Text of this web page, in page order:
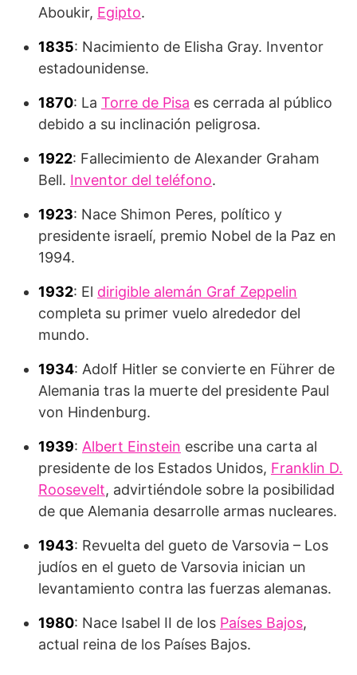
Aboukir, Egipto.
1835: Nacimiento de Elisha Gray. Inventor
estadounidense.
1870: La Torre de Pisa es cerrada al público
debido a su inclinación peligrosa.
1922: Fallecimiento de Alexander Graham
Bell. Inventor del teléfono.
1923: Nace Shimon Peres, político y
presidente israelí, premio Nobel de la Paz en
1994.
1932: El dirigible alemán Graf Zeppelin
completa su primer vuelo alrededor del
mundo.
1934: Adolf Hitler se convierte en Führer de
Alemania tras la muerte del presidente Paul
von Hindenburg.
1939: Albert Einstein escribe una carta al
presidente de los Estados Unidos, Franklin D.
Roosevelt, advirtiéndole sobre la posibilidad
de que Alemania desarrolle armas nucleares.
1943: Revuelta del gueto de Varsovia – Los
judíos en el gueto de Varsovia inician un
levantamiento contra las fuerzas alemanas.
1980: Nace Isabel II de los Países Bajos,
actual reina de los Países Bajos.